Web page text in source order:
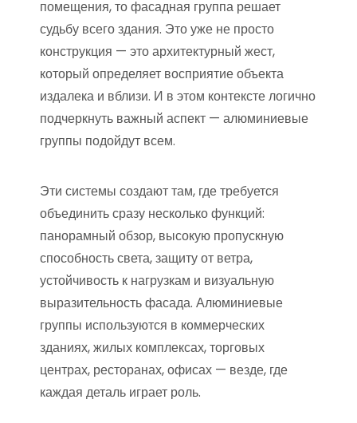
помещения, то фасадная группа решает
судьбу всего здания. Это уже не просто
конструкция — это архитектурный жест,
который определяет восприятие объекта
издалека и вблизи. И в этом контексте логично
подчеркнуть важный аспект — алюминиевые
группы подойдут всем.
Эти системы создают там, где требуется
объединить сразу несколько функций:
панорамный обзор, высокую пропускную
способность света, защиту от ветра,
устойчивость к нагрузкам и визуальную
выразительность фасада. Алюминиевые
группы используются в коммерческих
зданиях, жилых комплексах, торговых
центрах, ресторанах, офисах — везде, где
каждая деталь играет роль.